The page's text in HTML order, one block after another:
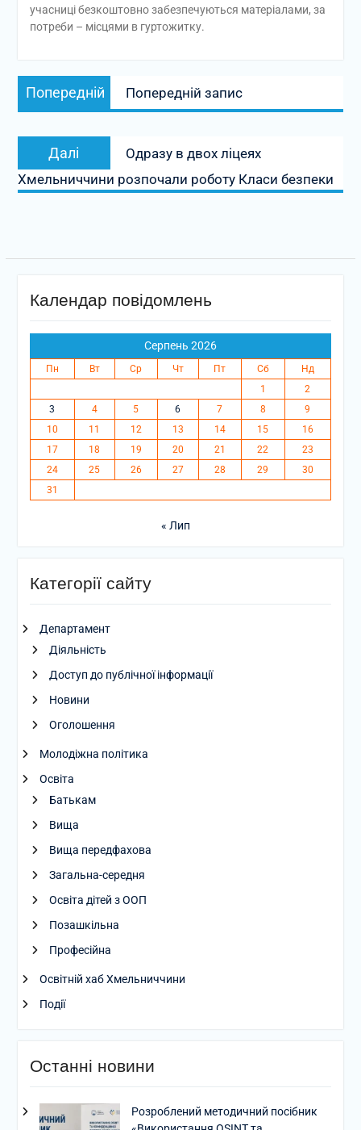
учасниці безкоштовно забезпечуються матеріалами, за
потреби – місцями в гуртожитку.
Навігація
записів
Попередній
Попередній
запис:
Попередній запис
Далі
запис:
Одразу в двох ліцеях
Хмельниччини розпочали роботу Класи безпеки
Календар повідомлень
Серпень 2026
Пн Вт Ср Чт Пт Сб
Нд
1
2
3
4 5 6 7 8
9
10
11 12 13 14 15
16
17
18 19 20 21 22
23
24
25 26 27 28 29
30
31
« Лип
Категорії сайту
Департамент
Діяльність
Доступ до публічної інформації
Новини
Оголошення
Молодіжна політика
Освіта
Батькам
Вища
Вища передфахова
Загальна-середня
Освіта дітей з ООП
Позашкільна
Професійна
Освітній хаб Хмельниччини
Події
Останні новини
Розроблений методичний посібник